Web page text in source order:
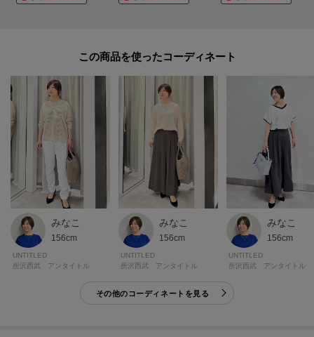
※照明の関係により、実際よりも色味が違って見える場合があります。ま
た、パソコン・スマートフォンなどの環境により、若干製品と画像のカラー
が異なる場合もございます。
モデル情報：身長161cm B79 W58 H86 着用サイズ：02（M）
この商品を使った
みなこ
156cm
UNTITLED
所沢西武 アンタイトル
みなこ
156cm
UNTITLED
所沢西武 アンタイトル
みなこ
156cm
UNTITLED
所沢西武 アンタイトル
その他のコーディネートを見る